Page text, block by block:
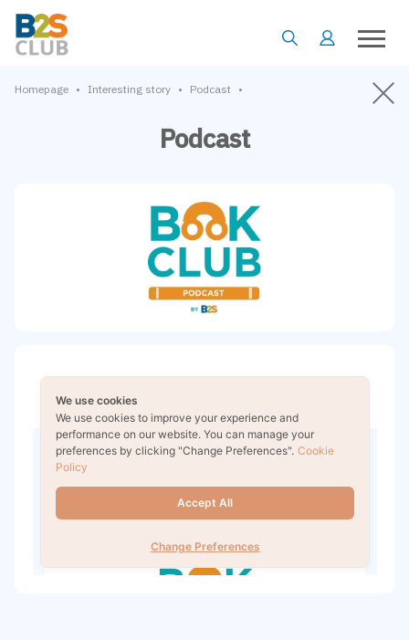
Homepage • Interesting story • Podcast •
Podcast